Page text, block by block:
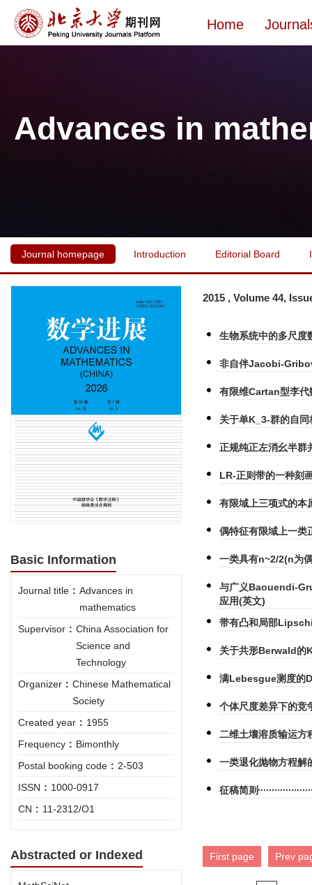
Home
Advances in
Journal homepage Introduction Editorial Board
Basic Information
Journal title : Advances in
mathematics
Supervisor : China Association for
Science and
Technology
Organizer : Chinese Mathematical
Society
Created year : 1955
Frequency : Bimonthly
Postal booking code : 2-503
ISSN : 1000-0917
CN : 11-2312/O1
Abstracted or Indexed
2015 , Volume 44,
生物系统中的多尺度
非自伴Jacobi-
有限维Cartan型李
关于单K_3-群的自同
正规纯正左消幺半群
LR-正则带的一种刻
有限域上三项式的本
偶特征有限域上一类
一类具有n~2/2(n为
与广义Baouendi-
应用(英文)
带有凸和局部
关于共形Berwald的
满Lebesgue测度的
个体尺度差异下的竞
二维土壤溶质输运方
一类退化抛物方程解
征稿简则
First page Prev